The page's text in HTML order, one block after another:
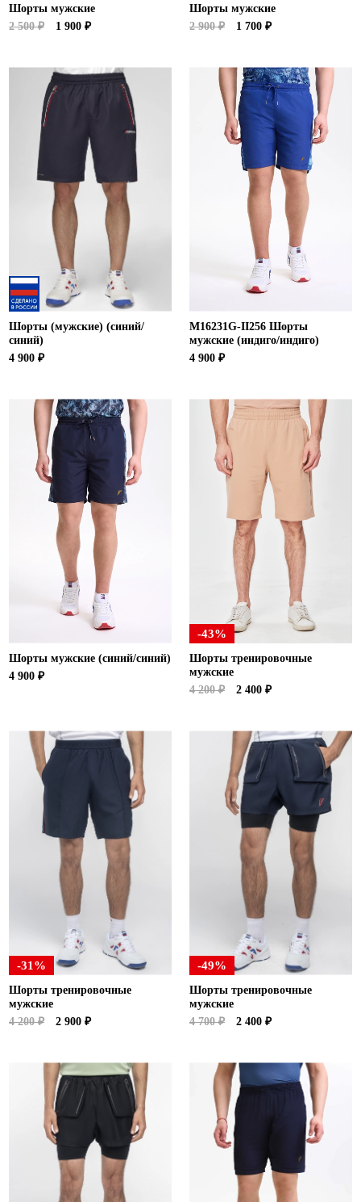
Шорты мужские
2 500 ₽
1 900 ₽
Шорты мужские
2 900 ₽
1 700 ₽
Шорты (мужские) (синий/
синий)
4 900 ₽
M16231G-II256 Шорты
мужские (индиго/индиго)
4 900 ₽
Шорты мужские (синий/синий)
4 900 ₽
-43%
Шорты тренировочные
мужские
4 200 ₽
2 400 ₽
-31%
Шорты тренировочные
мужские
4 200 ₽
2 900 ₽
-49%
Шорты тренировочные
мужские
4 700 ₽
2 400 ₽